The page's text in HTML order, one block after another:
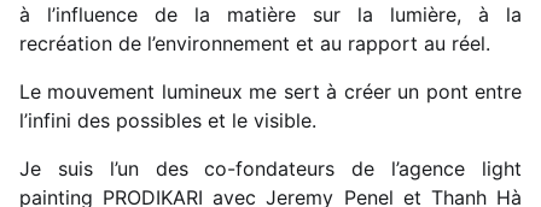
à l’influence de la matière sur la lumière, à la
recréation de l’environnement et au rapport au réel.
Le mouvement lumineux me sert à créer un pont entre
l’infini des possibles et le visible.
Je suis l’un des co-fondateurs de l’agence light
painting PRODIKARI avec Jeremy Penel et Thanh Hà